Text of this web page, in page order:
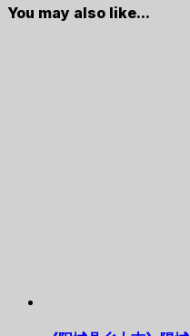
You may also like...